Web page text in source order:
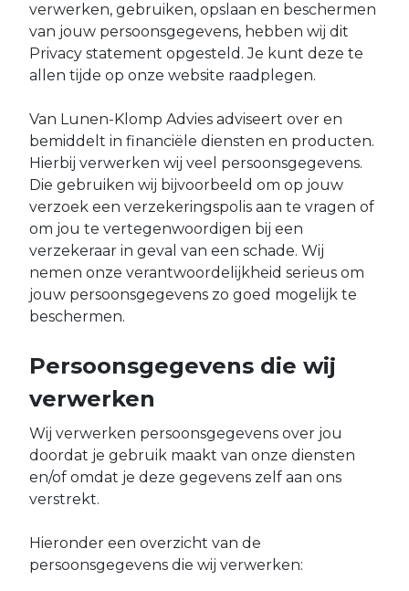
verwerken, gebruiken, opslaan en beschermen
van jouw persoonsgegevens, hebben wij dit
Privacy statement opgesteld. Je kunt deze te
allen tijde op onze website raadplegen.
Van Lunen-Klomp Advies adviseert over en
bemiddelt in financiële diensten en producten.
Hierbij verwerken wij veel persoonsgegevens.
Die gebruiken wij bijvoorbeeld om op jouw
verzoek een verzekeringspolis aan te vragen of
om jou te vertegenwoordigen bij een
verzekeraar in geval van een schade. Wij
nemen onze verantwoordelijkheid serieus om
jouw persoonsgegevens zo goed mogelijk te
beschermen.
Persoonsgegevens die wij
verwerken
Wij verwerken persoonsgegevens over jou
doordat je gebruik maakt van onze diensten
en/of omdat je deze gegevens zelf aan ons
verstrekt.
Hieronder een overzicht van de
persoonsgegevens die wij verwerken: